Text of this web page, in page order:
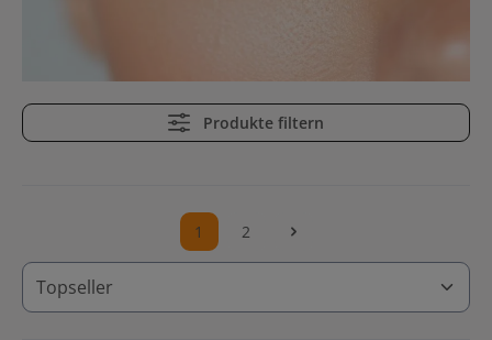
Produkte filtern
Seite
1 Seite
2